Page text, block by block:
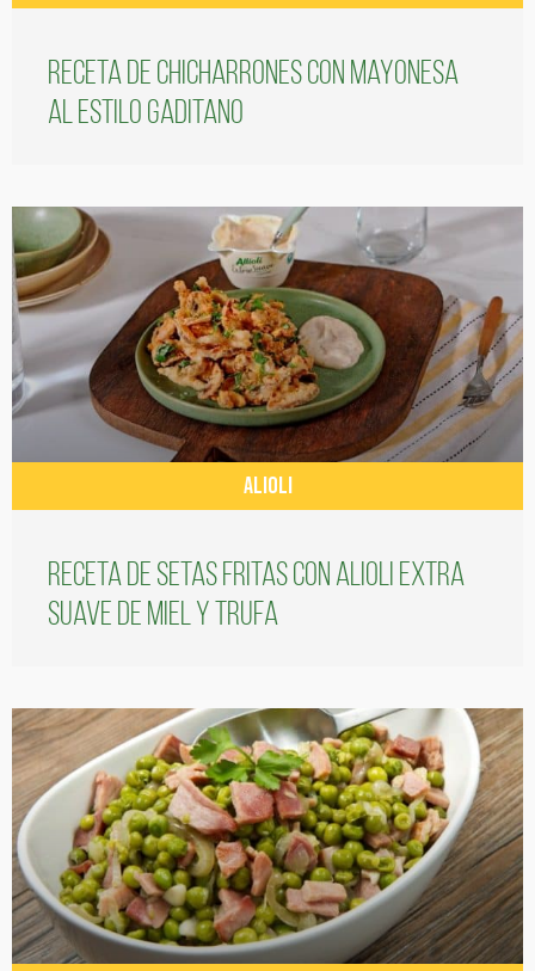
Receta de chicharrones con mayonesa
al estilo gaditano
ALIOLI
Receta de setas fritas con alioli extra
suave de miel y trufa